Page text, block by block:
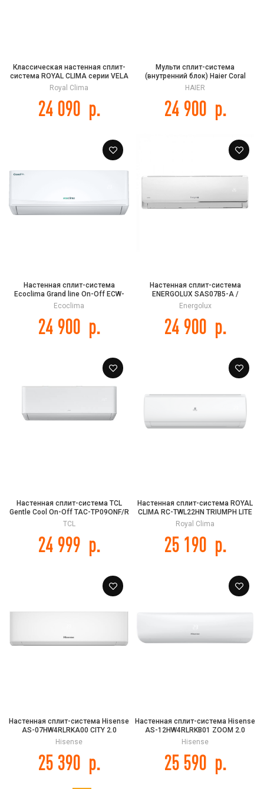
Классическая настенная сплит-
система ROYAL CLIMA серии VELA
NUOVA RC-VX22HN
Royal Clima
24 090 р.
Мульти сплит-система
(внутренний блок) Haier Coral
Super Match AS35PS1HRA-M
HAIER
24 900 р.
Настенная сплит-система
Ecoclima Grand line On-Off ECW-
TC07/AA-4R1 / EC-TC07/A-4R1
Ecoclima
24 900 р.
Настенная сплит-система
ENERGOLUX SAS07B5-A /
SAU07B5-A BASEL 5
Energolux
24 900 р.
Настенная сплит-система TCL
Gentle Cool On-Off TAC-TP09ONF/R
TCL
24 999 р.
Настенная сплит-система ROYAL
CLIMA RC-TWL22HN TRIUMPH LITE
Royal Clima
25 190 р.
Настенная сплит-система Hisense
AS-07HW4RLRKA00 CITY 2.0
Classic A
Hisense
25 390 р.
Настенная сплит-система Hisense
AS-12HW4RLRKB01 ZOOM 2.0
Classic A
Hisense
25 590 р.